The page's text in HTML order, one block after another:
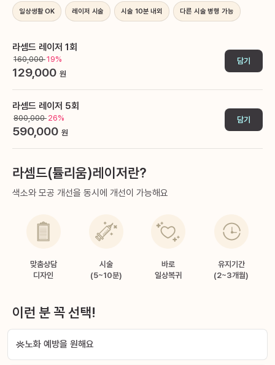
일상생활 OK 레이저 시술 시술 10분 내외 다른 시술 병행 가능
라셈드 레이저 1회
160,00019%
129,000 원
담기
라셈드 레이저 5회
800,000 26%
590,000 원
담기
라셈드(튤리움)레이저란?
색소와 모공 개선을 동시에 개선이 가능해요
맞춤상담
디자인
시술
(5~10분)
바로
일상복귀
유지기간
(2~3개월)
이런 분 꼭 선택!
노화 예방을 원해요